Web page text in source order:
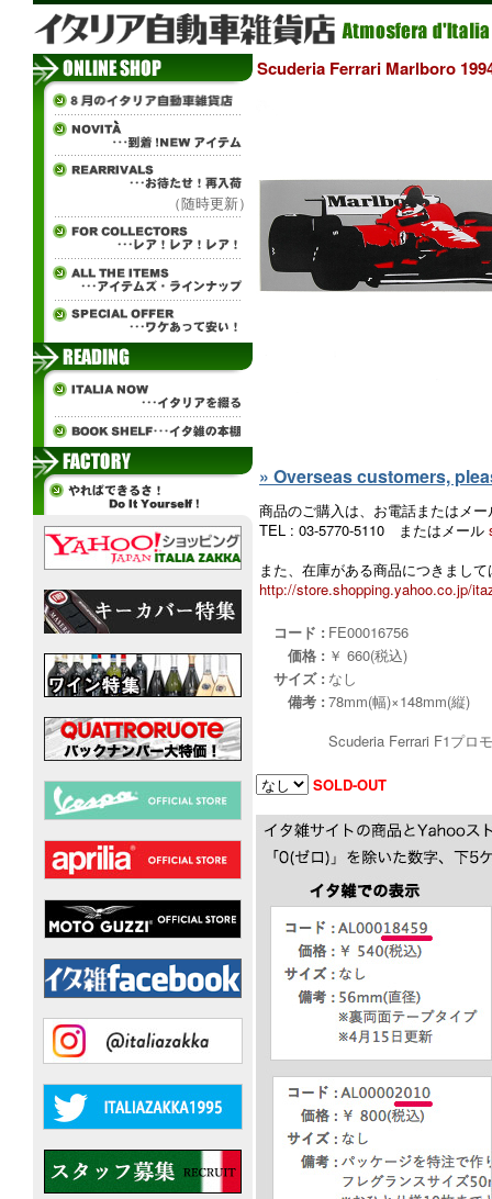
（随時更新）
Scuderia Ferrari Marlboro
» Overseas customers,
商品のご購入は、お電話またはメ
TEL : 03-5770-5110 またはメール
また、在庫がある商品につきまし
http://store.shopping.yahoo.co.jp/
コード : FE00016756
価格 : ￥ 660(税込)
サイズ : なし
備考 : 78mm(幅)×148mm(縦)
Scuderia Ferrari F1プロ
SOLD-OUT